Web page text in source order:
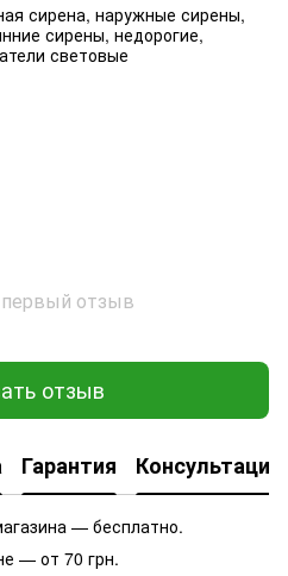
сирена, наружные сирены,
сирены, недорогие,
световые
отзыв
отзыв
Гарантия Консультация
— бесплатно.
— от 70 грн.